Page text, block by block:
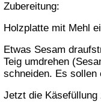
Zubereitung:
Holzplatte mit Mehl
Etwas Sesam
Teig umdrehen
schneiden. Es sollen
Jetzt die Käsefüllung